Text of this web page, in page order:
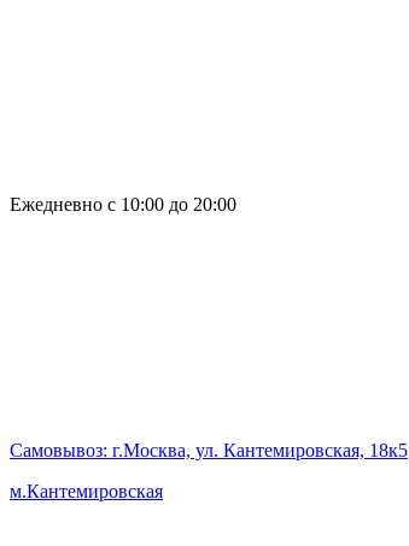
Ежедневно с 10:00 до 20:00
Самовывоз: г.Москва, ул. Кантемировская, 18к5
м.Кантемировская